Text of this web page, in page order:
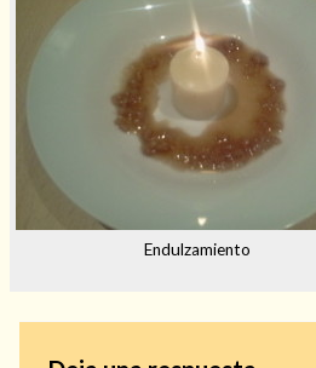
Endulzamiento